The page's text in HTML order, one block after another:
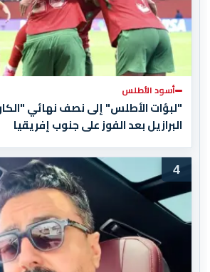
أسود الأطلس
"لبؤات الأطلس" إلى نصف نهائي
البرازيل بعد الفوز على جنوب إفريقيا
4